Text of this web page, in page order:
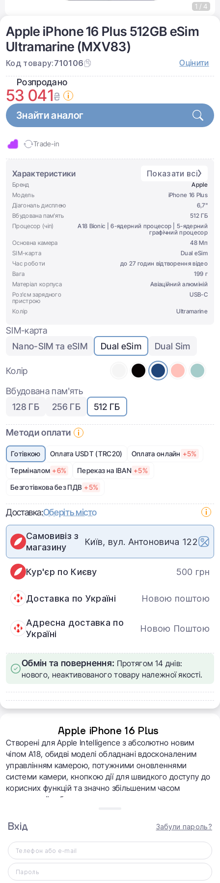
Apple iPhone 16 Plus 512GB eSim
Ultramarine (MXV83)
Код товару:710106 Оцінити
Розпродано
53 041₴
Знайти аналог
Trade-in
Характеристики Показати всі
Бренд
Apple
Модель
iPhone 16 Plus
Діагональ дисплею
6,7"
Вбудована пам'ять
512 ГБ
Процесор (чіп)
A18 Bionic | 6-ядерний процесор | 5-ядерний
графічний процесор
Основна камера
48 Мп
SIM-карта
Dual eSim
Час роботи
до 27 годин відтворення відео
Вага
199 г
Матеріал корпуса
Авіаційний алюміній
Роз'єм зарядного
пристрою
USB-C
Колір Ultramarine
SIM-карта
Nano-SIM та eSIM
Dual eSim Dual Sim
Колір
Вбудована пам'ять
128 ГБ
256 ГБ 512 ГБ
Методи оплати
Готівкою Оплата USDT (TRC20) Оплата онлайн +5%
Терміналом +6% Переказ на IBAN +5%
Безготівкова без ПДВ +5%
Доставка:Оберіть місто
Самовивіз з
магазину
Київ, вул. Антоновича 122
Кур'єр по Києву 500 грн
Доставка по Україні Новою поштою
Адресна доставка по
Україні
Новою Поштою
Обмін та повернення: Протягом 14 днів:
нового, неактивованого товару належної якості.
1 / 4
Apple iPhone 16 Plus
Створені для Apple Intelligence з абсолютно новим
чіпом A18, обидві моделі обладнані вдосконаленим
управлінням камерою, потужними оновленнями
системи камери, кнопкою дії для швидкого доступу до
корисних функцій та значно збільшеним часом
автономної роботи.
Вхід Забули пароль?
Телефон або e-mail
Пароль